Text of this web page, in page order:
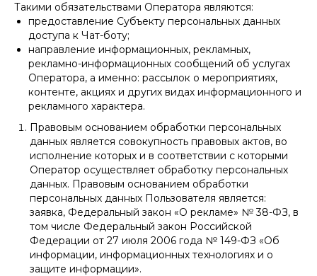
Такими обязательствами Оператора являются:
предоставление Субъекту персональных данных
доступа к Чат-боту;
направление информационных, рекламных,
рекламно-информационных сообщений об услугах
Оператора, а именно: рассылок о мероприятиях,
контенте, акциях и других видах информационного и
рекламного характера.
Правовым основанием обработки персональных
данных является совокупность правовых актов, во
исполнение которых и в соответствии с которыми
Оператор осуществляет обработку персональных
данных. Правовым основанием обработки
персональных данных Пользователя является:
заявка, Федеральный закон «О рекламе» № 38-ФЗ, в
том числе Федеральный закон Российской
Федерации от 27 июля 2006 года № 149-ФЗ «Об
информации, информационных технологиях и о
защите информации».